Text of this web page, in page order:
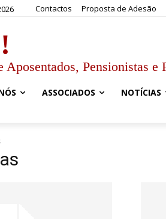
Contactos Proposta de Adesão
Aposentados, Pensionistas e
ASSOCIADOS NOTÍCIAS